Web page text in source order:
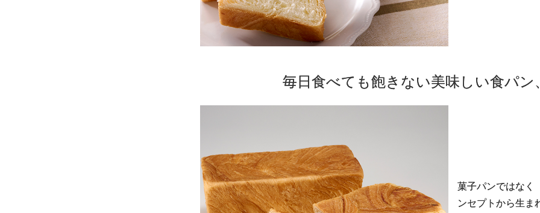
毎日食べても飽きない美味しい食パン
菓子パンではなく
ンセプトから生ま